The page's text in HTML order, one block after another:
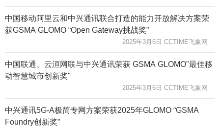
中国移动阿里云和中兴通讯联合打造的能力开放解决方案荣
获GSMA GLOMO “Open Gateway挑战奖”
2025年3月6日 CCTIME飞象网
中国联通、云洹网联与中兴通讯荣获 GSMA GLOMO"最佳移
动智慧城市创新奖"
2025年3月6日 CCTIME飞象网
中兴通讯5G-A极简专网方案荣获2025年GLOMO “GSMA
Foundry创新奖”